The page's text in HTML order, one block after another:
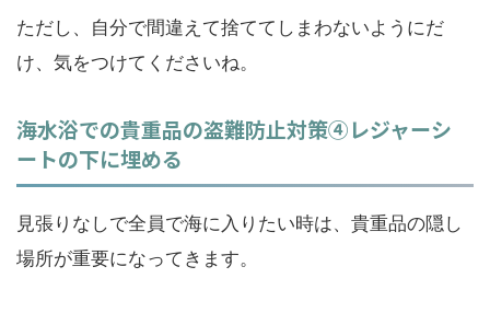
ただし、自分で間違えて捨ててしまわないようにだ
け、気をつけてくださいね。
海水浴での貴重品の盗難防止対策④レジャーシ
ートの下に埋める
見張りなしで全員で海に入りたい時は、貴重品の隠し
場所が重要になってきます。